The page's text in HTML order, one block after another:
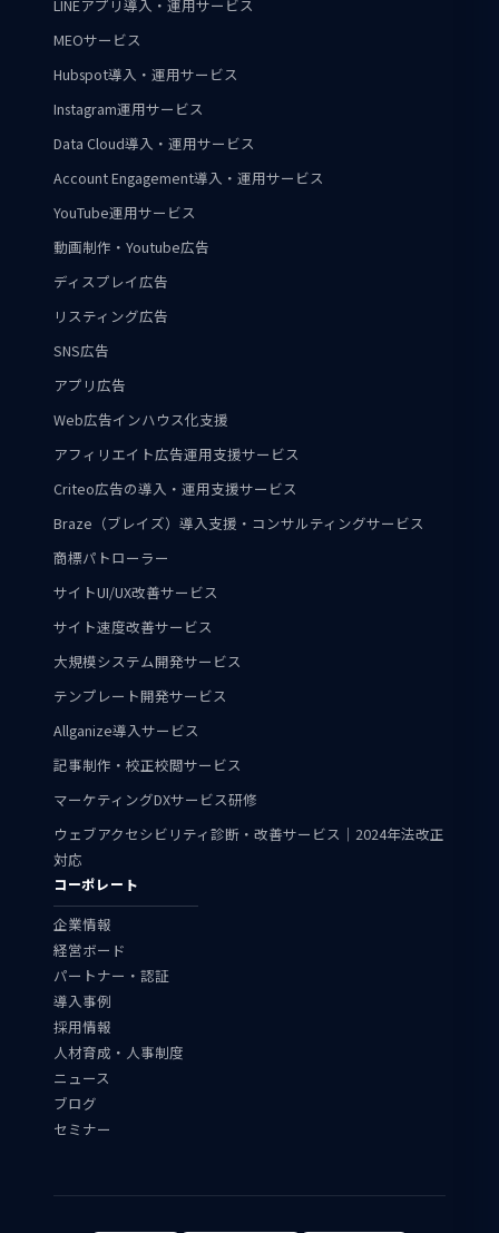
LINEアプリ導入・運用サービス
MEOサービス
Hubspot導入・運用サービス
Instagram運用サービス
Data Cloud導入・運用サービス
Account Engagement導入・運用サービス
YouTube運用サービス
動画制作・Youtube広告
ディスプレイ広告
リスティング広告
SNS広告
アプリ広告
Web広告インハウス化支援
アフィリエイト広告運用支援サービス
Criteo広告の導入・運用支援サービス
Braze（ブレイズ）導入支援・コンサルティングサービス
商標パトローラー
サイトUI/UX改善サービス
サイト速度改善サービス
大規模システム開発サービス
テンプレート開発サービス
Allganize導入サービス
記事制作・校正校閲サービス
マーケティングDXサービス研修
ウェブアクセシビリティ診断・改善サービス｜2024年法改正
対応
コーポレート
企業情報
経営ボード
パートナー・認証
導入事例
採用情報
人材育成・人事制度
ニュース
ブログ
セミナー